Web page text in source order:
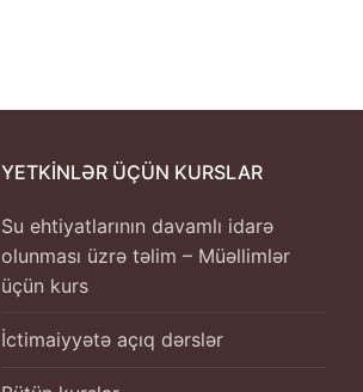
YETKINLƏR ÜÇÜN KURSLAR
Su ehtiyatlarının davamlı idarə
olunması üzrə təlim – Müəllimlər
üçün kurs
İctimaiyyətə açıq dərslər